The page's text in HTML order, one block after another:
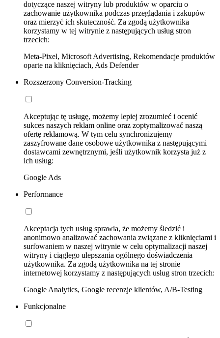
dotyczące naszej witryny lub produktów w oparciu o
zachowanie użytkownika podczas przeglądania i zakupów
oraz mierzyć ich skuteczność. Za zgodą użytkownika
korzystamy w tej witrynie z następujących usług stron
trzecich:
Meta-Pixel, Microsoft Advertising, Rekomendacje produktów
oparte na kliknięciach, Ads Defender
Rozszerzony Conversion-Tracking
Akceptując tę usługę, możemy lepiej zrozumieć i ocenić
sukces naszych reklam online oraz zoptymalizować naszą
ofertę reklamową. W tym celu synchronizujemy
zaszyfrowane dane osobowe użytkownika z następującymi
dostawcami zewnętrznymi, jeśli użytkownik korzysta już z
ich usług:
Google Ads
Performance
Akceptacja tych usług sprawia, że możemy śledzić i
anonimowo analizować zachowania związane z kliknięciami i
surfowaniem w naszej witrynie w celu optymalizacji naszej
witryny i ciągłego ulepszania ogólnego doświadczenia
użytkownika. Za zgodą użytkownika na tej stronie
internetowej korzystamy z następujących usług stron trzecich:
Google Analytics, Google recenzje klientów, A/B-Testing
Funkcjonalne